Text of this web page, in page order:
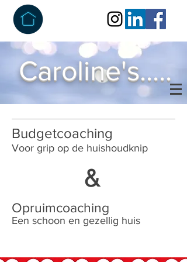
Caroline's.....
Voor grip op de huishoudknip
Budgetcoaching
&
Een schoon en gezellig huis
Opruimcoaching